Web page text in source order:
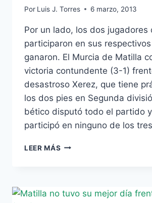
Por Luis J. Torres 6 marzo, 2013
Por un lado, los dos jugadores
participaron en sus
ganaron. El Murcia de Matilla
victoria contundente (3-1)
desastroso Xerez, que tiene
los dos pies en Segunda
bético disputó todo el partido
participó en ninguno de los
LEER MÁS MATILLA
Y